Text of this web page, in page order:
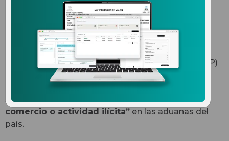
contra comercio ilícito en
aduanas
La secretaría de Hacienda y Crédito Público (SHCP)
dio a conocer este domingo las acciones de
modernización que lleva a cabo el Servicio de
Administración Tributaria (SAT) para frenar
“todo
comercio o actividad ilícita” en las aduanas del
país.